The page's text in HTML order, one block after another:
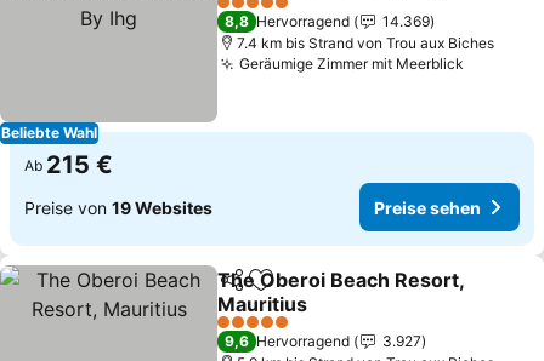
Beliebte Wahl
5 Sterne
8,8 Hervorragend
14.369
7.4 km bis Strand von Trou aux Biches
Geräumige Zimmer mit Meerblick
Ab 215 €
Preise von 19 Websites Preise sehen
TeilenZu Favoriten hinzufügen
The Oberoi Beach Resort,
Mauritius
5 Sterne
9,6 Hervorragend
3.927